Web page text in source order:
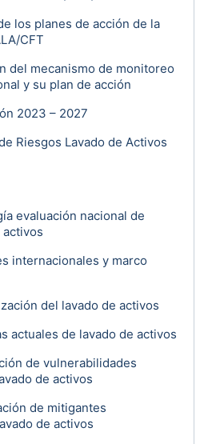
los planes de acción de la
CFT
del mecanismo de monitoreo
y su plan de acción
2023 – 2027
Riesgos Lavado de Activos
evaluación nacional de
internacionales y marco
del lavado de activos
actuales de lavado de activos
de vulnerabilidades
de activos
de mitigantes
de activos